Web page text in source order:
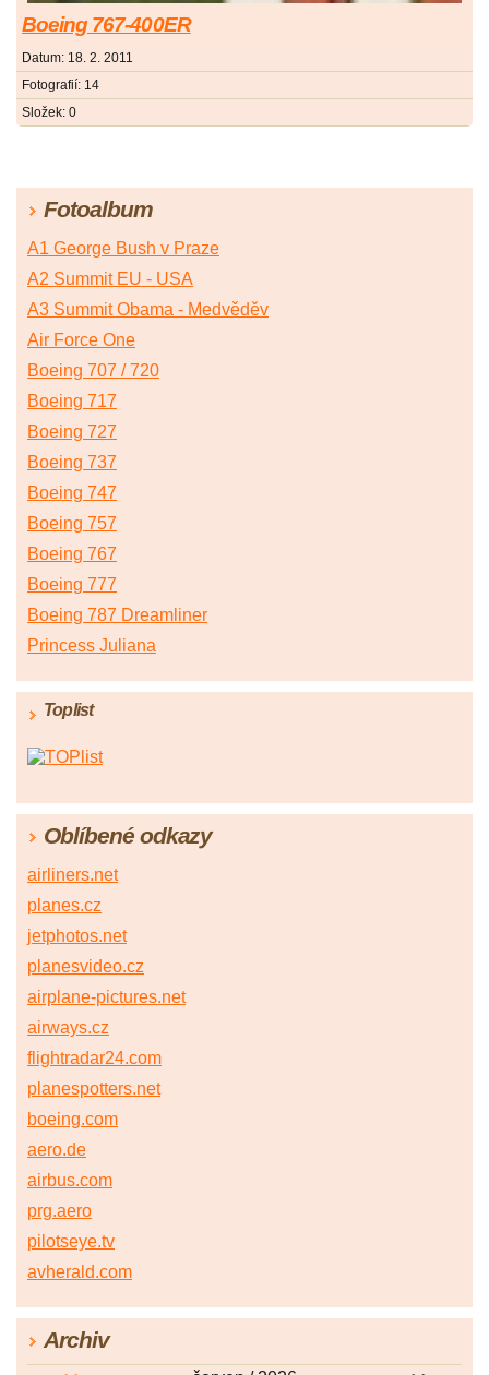
Boeing 767-400ER
Datum: 18. 2. 2011
Fotografií: 14
Složek: 0
Fotoalbum
A1 George Bush v Praze
A2 Summit EU - USA
A3 Summit Obama - Medvěděv
Air Force One
Boeing 707 / 720
Boeing 717
Boeing 727
Boeing 737
Boeing 747
Boeing 757
Boeing 767
Boeing 777
Boeing 787 Dreamliner
Princess Juliana
Toplist
Oblíbené odkazy
airliners.net
planes.cz
jetphotos.net
planesvideo.cz
airplane-pictures.net
airways.cz
flightradar24.com
planespotters.net
boeing.com
aero.de
airbus.com
prg.aero
pilotseye.tv
avherald.com
Archiv